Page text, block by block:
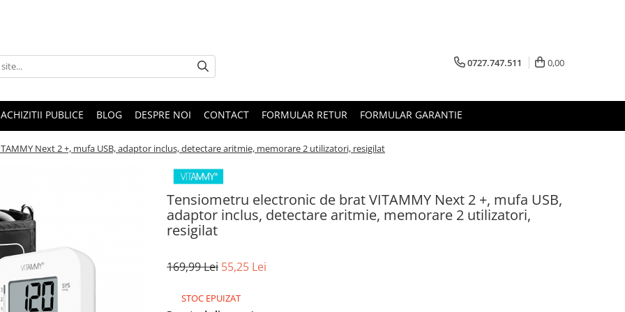
0727.747.511 0,00
ACHIZITII PUBLICE BLOG DESPRE NOI CONTACT FORMULAR RETUR FORMULAR GARANTIE
Next 2 +, mufa USB, adaptor inclus, detectare aritmie, memorare 2 utilizatori, resigilat
Tensiometru electronic de brat VITAMMY Next 2 +, mufa USB,
adaptor inclus, detectare aritmie, memorare 2 utilizatori,
resigilat
169,99 Lei 55,25 Lei
STOC EPUIZAT